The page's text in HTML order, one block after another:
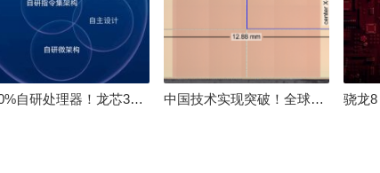
100%自研处理器！龙芯3A6000评测：与10代酷睿互有胜负 中国技术实现突破！全球最先进的3D NAND存储芯片被发现